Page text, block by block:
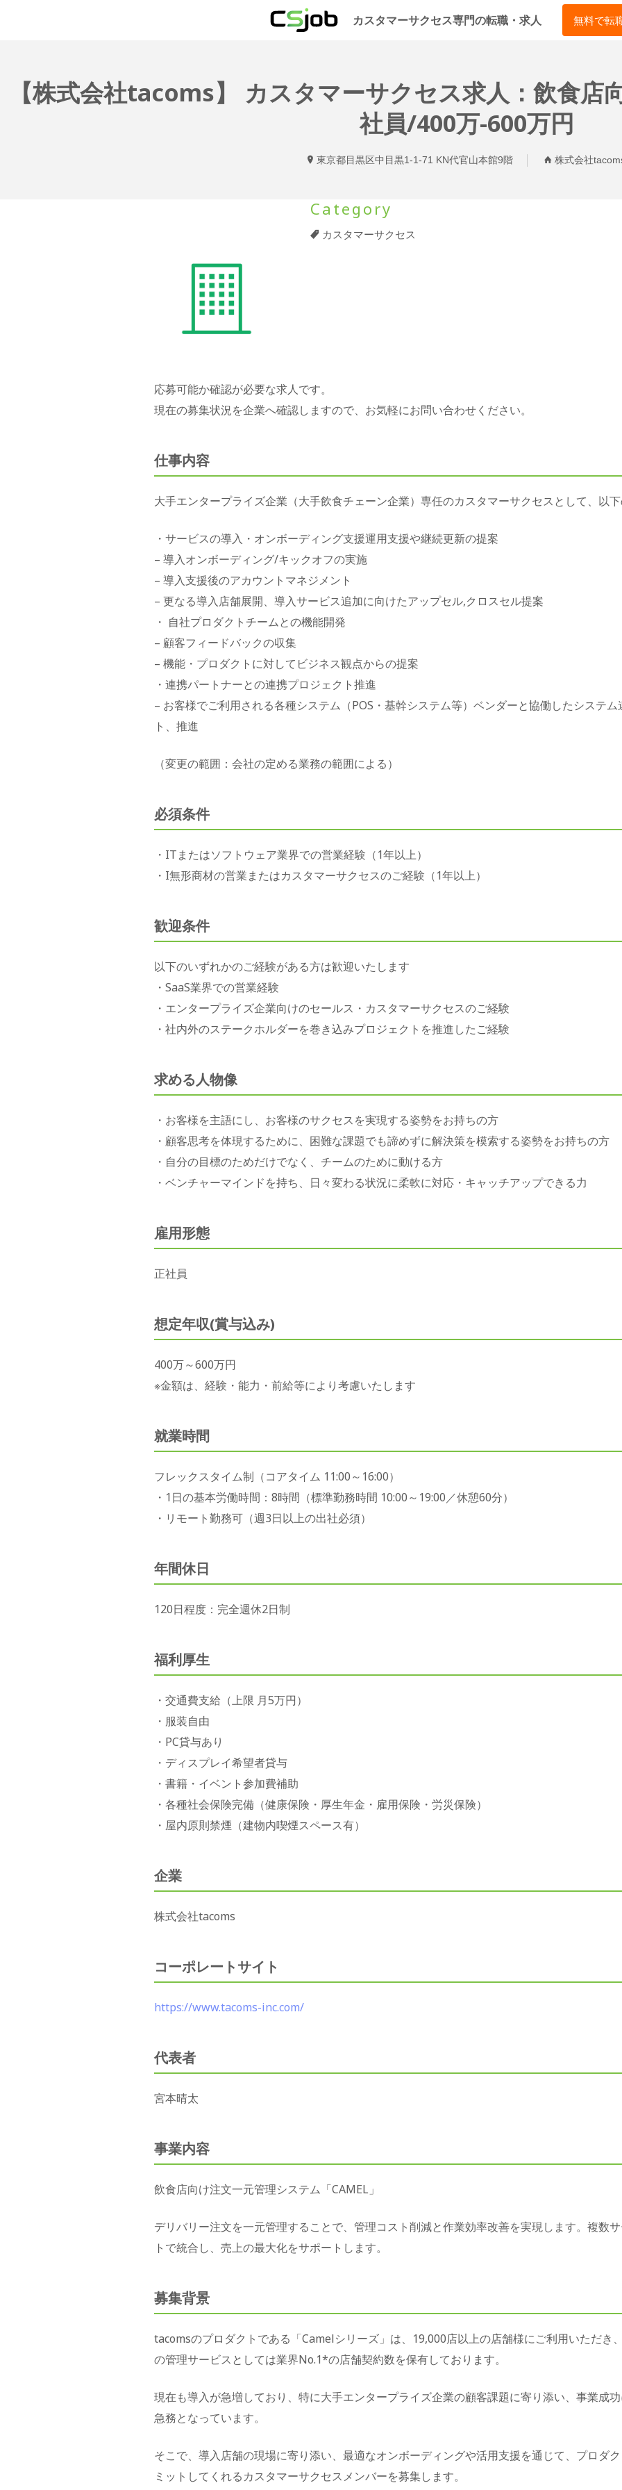
CSJOB
カスタマーサクセス専門の転職・求人 無料で転
【株式会社tacoms】 カスタマーサクセス求人：飲食店
社員/400万-600万円
東京都目黒区中目黒1-1-71 KN代官山本館9階 株式会社
Category
カスタマーサクセス
応募可能か確認が必要な求人です。
現在の募集状況を企業へ確認しますので、お気軽にお問い合わせください。
仕事内容
大手エンタープライズ企業（大手飲食チェーン企業）専任のカスタマーサクセスとして、以下
・サービスの導入・オンボーディング支援運用支援や継続更新の提案
– 導入オンボーディング/キックオフの実施
– 導入支援後のアカウントマネジメント
– 更なる導入店舗展開、導入サービス追加に向けたアップセル,クロスセル提案
・ 自社プロダクトチームとの機能開発
– 顧客フィードバックの収集
– 機能・プロダクトに対してビジネス観点からの提案
・連携パートナーとの連携プロジェクト推進
– お客様でご利用される各種システム（POS・基幹システム等）ベンダーと協働したシステ
ト、推進
（変更の範囲：会社の定める業務の範囲による）
必須条件
・ITまたはソフトウェア業界での営業経験（1年以上）
・I無形商材の営業またはカスタマーサクセスのご経験（1年以上）
歓迎条件
以下のいずれかのご経験がある方は歓迎いたします
・SaaS業界での営業経験
・エンタープライズ企業向けのセールス・カスタマーサクセスのご経験
・社内外のステークホルダーを巻き込みプロジェクトを推進したご経験
求める人物像
・お客様を主語にし、お客様のサクセスを実現する姿勢をお持ちの方
・顧客思考を体現するために、困難な課題でも諦めずに解決策を模索する姿勢をお持ちの方
・自分の目標のためだけでなく、チームのために動ける方
・ベンチャーマインドを持ち、日々変わる状況に柔軟に対応・キャッチアップできる力
雇用形態
正社員
想定年収(賞与込み)
400万～600万円
※金額は、経験・能力・前給等により考慮いたします
就業時間
フレックスタイム制（コアタイム 11:00～16:00）
・1日の基本労働時間：8時間（標準勤務時間 10:00～19:00／休憩60分）
・リモート勤務可（週3日以上の出社必須）
年間休日
120日程度：完全週休2日制
福利厚生
・交通費支給（上限 月5万円）
・服装自由
・PC貸与あり
・ディスプレイ希望者貸与
・書籍・イベント参加費補助
・各種社会保険完備（健康保険・厚生年金・雇用保険・労災保険）
・屋内原則禁煙（建物内喫煙スペース有）
企業
株式会社tacoms
コーポレートサイト
https://www.tacoms-inc.com/
代表者
宮本晴太
事業内容
飲食店向け注文一元管理システム「CAMEL」
デリバリー注文を一元管理することで、管理コスト削減と作業効率改善を実現します。複数
トで統合し、売上の最大化をサポートします。
募集背景
tacomsのプロダクトである「Camelシリーズ」は、19,000店以上の店舗様にご利用いただき
の管理サービスとしては業界No.1*の店舗契約数を保有しております。
現在も導入が急増しており、特に大手エンタープライズ企業の顧客課題に寄り添い、事業成
急務となっています。
そこで、導入店舗の現場に寄り添い、最適なオンボーディングや活用支援を通じて、プロダ
ミットしてくれるカスタマーサクセスメンバーを募集します。